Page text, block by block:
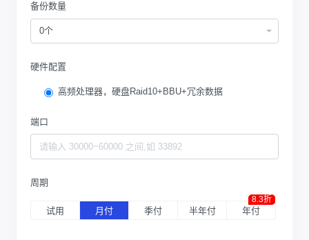
备份数量
0个
硬件配置
高频处理器，硬盘Raid10+BBU+冗余数据
端口
周期
试用 月付 季付 半年付 年付
8.3折